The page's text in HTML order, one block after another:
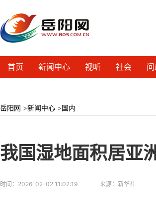
首页 新闻中心 视听 社会
岳阳网 >新闻中心 >国内
我国湿地面积居亚
时间： 2026-02-02 11:02:19 来源： ​新华社